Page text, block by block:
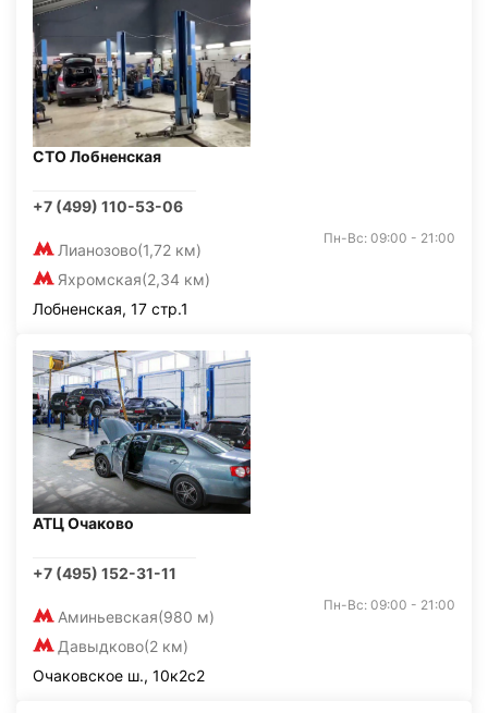
СТО Лобненская
+7 (499) 110-53-06
Лианозово(1,72 км)
Яхромская(2,34 км)
Пн-Вс: 09:00 - 21:00
Лобненская, 17 стр.1
АТЦ Очаково
+7 (495) 152-31-11
Аминьевская(980 м)
Давыдково(2 км)
Пн-Вс: 09:00 - 21:00
Очаковское ш., 10к2с2